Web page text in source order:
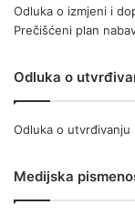
Odluka o izmjeni i
Prečišćeni plan
Odluka o
Odluka o utvrđivanju
Medijska